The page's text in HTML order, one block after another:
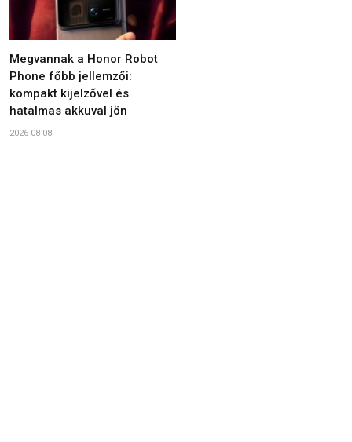
Megvannak a Honor Robot
Phone főbb jellemzői:
kompakt kijelzővel és
hatalmas akkuval jön
2026-08-08